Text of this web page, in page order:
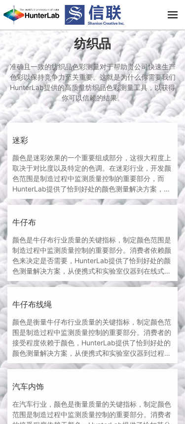
纺织品
准确且一致的纺织品色彩测量对于帮助贵公司快速生产
色彩以保持竞争力至关重要。这就是为什么你需要我们
HunterLab提供的高质量纺织品色彩测量工具，以获得
你可以信赖的结果。
迷彩
颜色是迷彩效果的一个重要组成部分，这很大程度上
取决于对比度以及特定的色调。在迷彩行业，开发颜
色范围是制造过程中监测质量控制的重要部分，而
HunterLab提供了恰到好处的颜色测量解决方案，以
满足迷彩视觉感知的质量标准。
牛仔布
颜色是牛仔布行业质量的关键指标，制定颜色范围是
制造过程中监测质量控制的重要部分。消费者依赖颜
色来决定是否需要，HunterLab提供了恰到好处的颜
色测量解决方案，从便携式和实验室仪器到在线式颜
色监测和色差分拣系统，以满足牛仔布料视觉感知的
牛仔布线绳
颜色是衡量牛仔布行业质量的关键指标，制定颜色范
围是制造过程中监测质量控制的重要部分。消费者的
接受程度依赖于颜色，HunterLab提供了恰到好处的
颜色测量解决方案，从便携式和实验室仪器到过程中
的颜色监测和控制系统，以满足牛仔绳视觉感知的质
汽车内饰
在汽车行业，颜色是衡量质量的关键指标，制定颜色
范围是制造过程中监测质量控制的重要部分。消费者